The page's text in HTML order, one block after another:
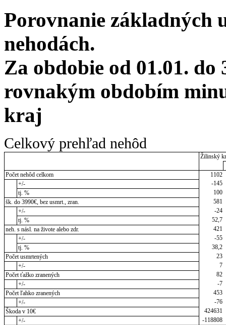
Porovnanie základných
nehodách.
Za obdobie od 01.01. do
rovnakým obdobím
kraj
Celkový prehľad nehôd
Žilinský
Počet nehôd celkom
1102
+/-
-145
tj. %
100
šk. do 3990€, bez usmrt., zran.
581
+/-
-24
tj. %
52,7
neh. s násl. na živote alebo zdr.
421
+/-
-55
tj. %
38,2
Počet usmrtených
23
+/-
7
Počet ťažko zranených
82
+/-
-7
Počet ľahko zranených
453
+/-
-76
Škoda v 10€
424631
+/-
-118808